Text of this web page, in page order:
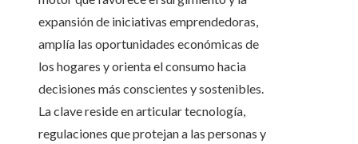
expansión de iniciativas emprendedoras,
amplía las oportunidades económicas de
los hogares y orienta el consumo hacia
decisiones más conscientes y sostenibles.
La clave reside en articular tecnología,
regulaciones que protejan a las personas y